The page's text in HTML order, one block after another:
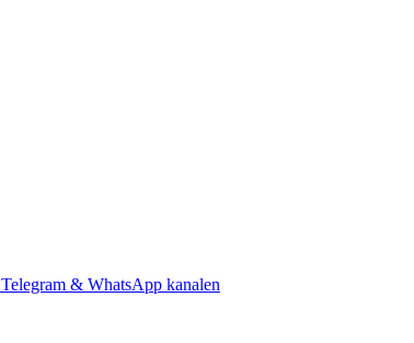
Telegram & WhatsApp kanalen